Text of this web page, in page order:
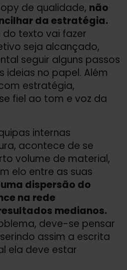
de qualidade, não
da estratégia.
texto vai fazer
seja alcançado,
seguir alguns passos
ideias no papel. Além
estratégia,
fiel ao tom e voz da
internas
acontece de se
volume de material,
elo entre as suas
dispersão do
na rede
medianos.
deve-se pensar
assim a escrita
ela deve estar